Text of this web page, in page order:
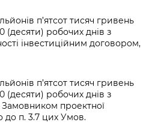
п’ятсот тисяч гривень
(десяти) робочих днів з
інвестиційним договором,
п’ятсот тисяч гривень
(десяти) робочих днів з
проектної
до п. 3.7 цих Умов.